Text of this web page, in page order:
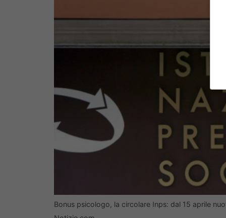
Bonus psicologo, la circolare Inps: dal 15 aprile